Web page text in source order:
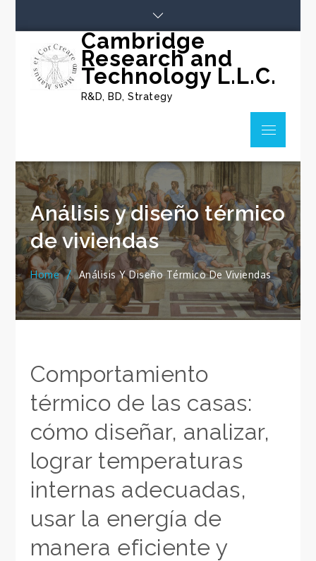
content
Cambridge
Research and
Technology L.L.C.
R&D, BD, Strategy
Menu
Análisis y diseño térmico
de viviendas
Home Análisis Y Diseño Térmico De Viviendas
Comportamiento
térmico de las casas:
cómo diseñar, analizar,
lograr temperaturas
internas adecuadas,
usar la energía de
manera eficiente y